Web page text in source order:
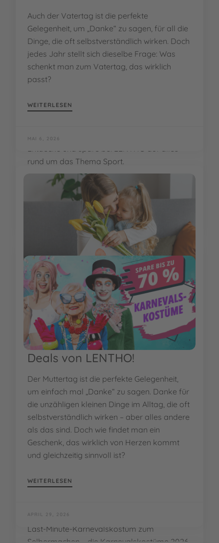
Auch der Vatertag ist die perfekte
Gelegenheit, um „Danke“ zu sagen, für all die
Dinge, die oft selbstverständlich wirken. Doch
jedes Jahr stellt sich dieselbe Frage: Was
schenkt man zum Vatertag, das wirklich
passt?
WEITERLESEN
MAI 6, 2026
EMPFEHLUNGEN
Muttertag: Die schönsten
Geschenkideen mit cleveren
Deals von LENTHO!
Der Muttertag ist die perfekte Gelegenheit,
um einfach mal „Danke“ zu sagen. Danke für
die unzähligen kleinen Dinge im Alltag, die oft
selbstverständlich wirken – aber alles andere
als das sind. Doch wie findet man ein
Geschenk, das wirklich von Herzen kommt
und gleichzeitig sinnvoll ist?
WEITERLESEN
APRIL 29, 2026